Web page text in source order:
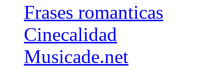
Frases romanticas
Cinecalidad
Musicade.net